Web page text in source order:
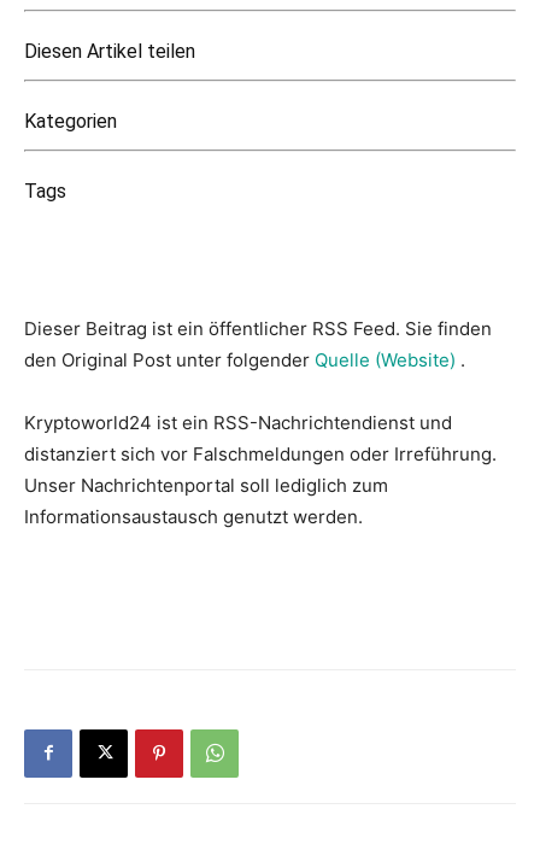
Diesen Artikel teilen
Kategorien
Tags
Dieser Beitrag ist ein öffentlicher RSS Feed. Sie finden
den Original Post unter folgender Quelle (Website) .
Kryptoworld24 ist ein RSS-Nachrichtendienst und
distanziert sich vor Falschmeldungen oder Irreführung.
Unser Nachrichtenportal soll lediglich zum
Informationsaustausch genutzt werden.